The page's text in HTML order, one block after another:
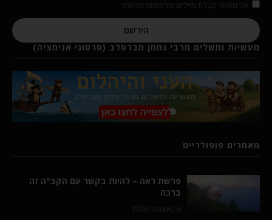
הירשם
מעשיות ומשלים מרבי נחמן מברסלב (סרטוני אנימציה)
מאמרים פופולריים
פרשת ראה – להיות בקשר עם הקב"ה זה
ברכה
6 באוגוסט 2026